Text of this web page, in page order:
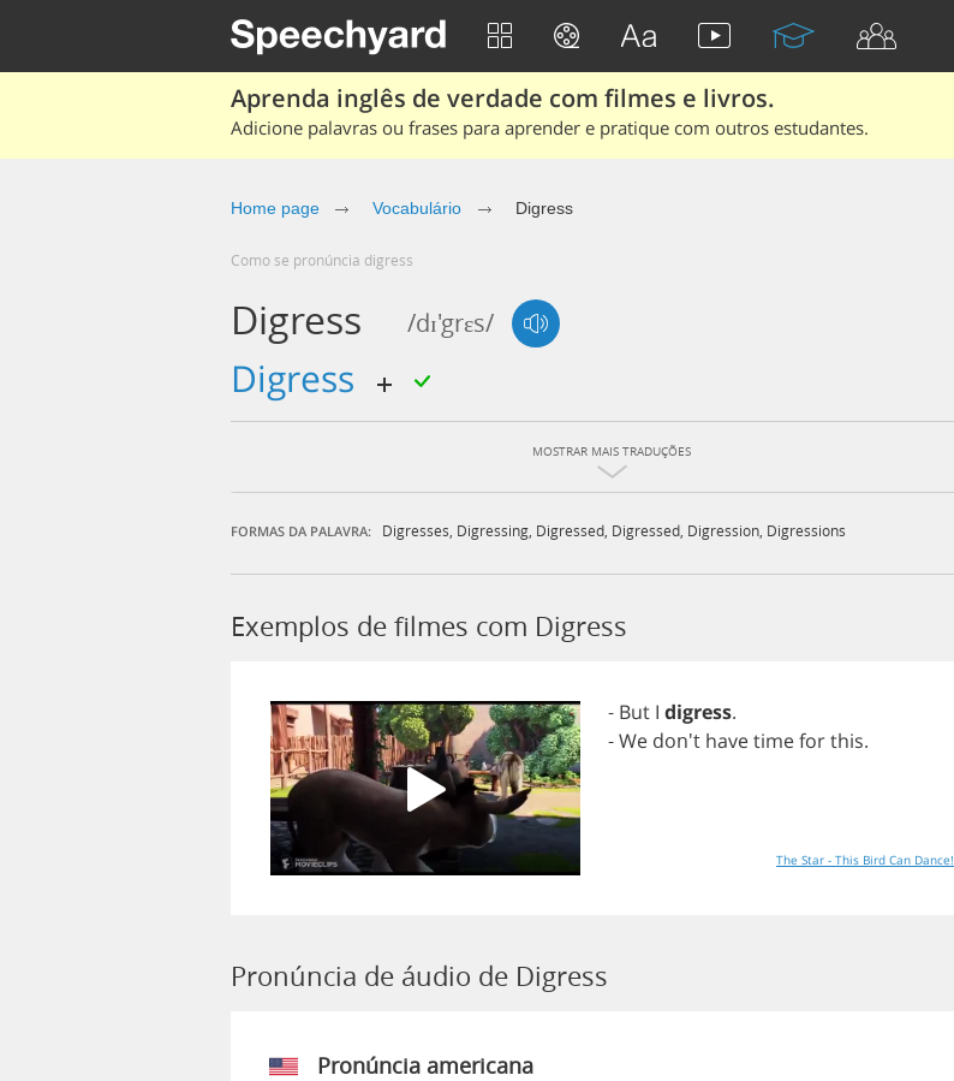
Aprenda inglês de verdade com filmes e livros.
Adicione palavras ou frases para aprender e pratique com outros estudantes.
Home page Vocabulário Digress
Como se pronúncia digress
Digress /dɪ'grɛs/
digress
MOSTRAR MAIS TRADUÇÕES
FORMAS DA PALAVRA: Digresses Digressing Digressed Digressed Digression Digressions
Exemplos de filmes com Digress
- But I digress.
-We don't havetimeforthis.
The Star - This Bird Can Dance!
Pronúncia de áudio de Digress
Pronúncia americana